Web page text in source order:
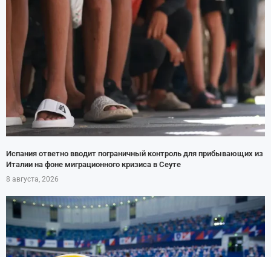
Испания ответно вводит пограничный контроль для прибывающих из
Италии на фоне миграционного кризиса в Сеуте
8 августа, 2026